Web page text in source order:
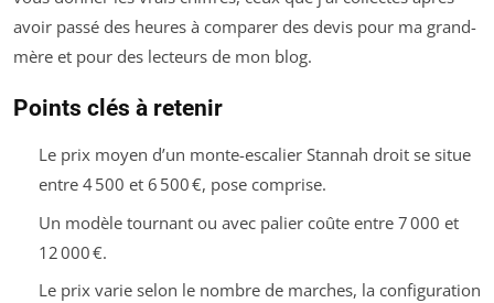
avoir passé des heures à comparer des devis pour ma grand-
mère et pour des lecteurs de mon blog.
Points clés à retenir
Le prix moyen d’un monte-escalier Stannah droit se situe
entre 4 500 et 6 500 €, pose comprise.
Un modèle tournant ou avec palier coûte entre 7 000 et
12 000 €.
Le prix varie selon le nombre de marches, la configuration